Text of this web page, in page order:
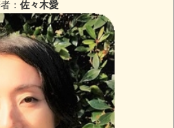
： 佐々木愛